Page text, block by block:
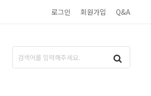
로그인 회원가입 Q&A